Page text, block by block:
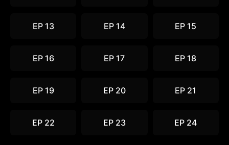
EP 13 EP 14 EP 15
EP 16 EP 17 EP 18
EP 19 EP 20 EP 21
EP 22 EP 23 EP 24